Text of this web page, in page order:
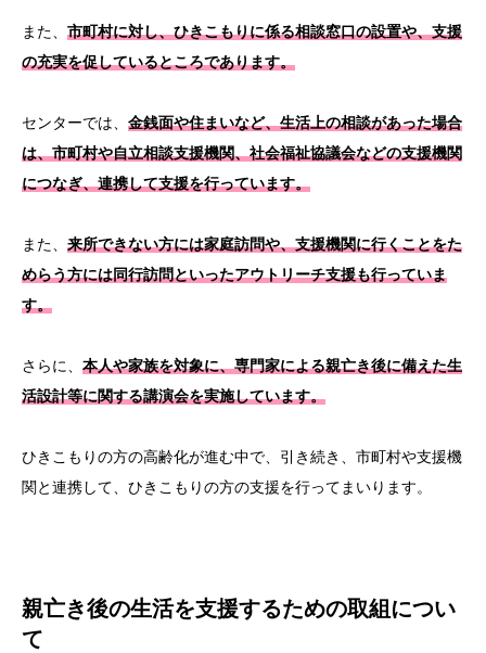
また、 市町村に対し、ひきこもりに係る相談窓口の設置や、支援
の充実を促しているところであります。
センターでは、 金銭面や住まいなど、生活上の相談があった場合
は、市町村や自立相談支援機関、社会福祉協議会などの支援機関
につなぎ、連携して支援を行っています。
また、 来所できない方には家庭訪問や、支援機関に行くことをた
めらう方には同行訪問といったアウトリーチ支援も行っていま
す。
さらに、 本人や家族を対象に、専門家による親亡き後に備えた生
活設計等に関する講演会を実施しています。
ひきこもりの方の高齢化が進む中で、引き続き、市町村や支援機
関と連携して、ひきこもりの方の支援を行ってまいります。
親亡き後の生活を支援するための取組につい
て